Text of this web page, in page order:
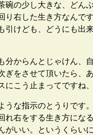
の少し大きな、どん
右した生き方なん
けども、どうにも出
からんとじゃけん、
をさせて頂いたら、
こう止まってですね
な指示のとうりです
右をする生き方にな
いい。というくらい